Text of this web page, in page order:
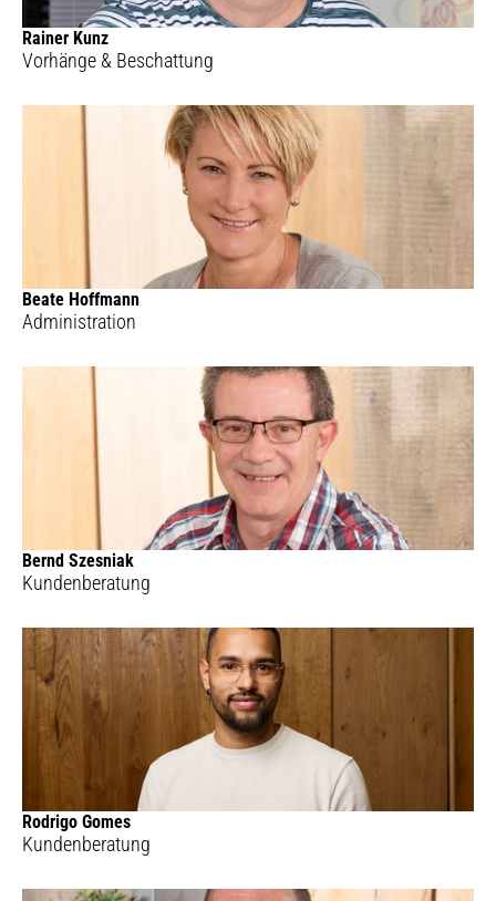
Rainer Kunz
Vorhänge & Beschattung
Beate Hoffmann
Administration
Bernd Szesniak
Kundenberatung
Rodrigo Gomes
Kundenberatung